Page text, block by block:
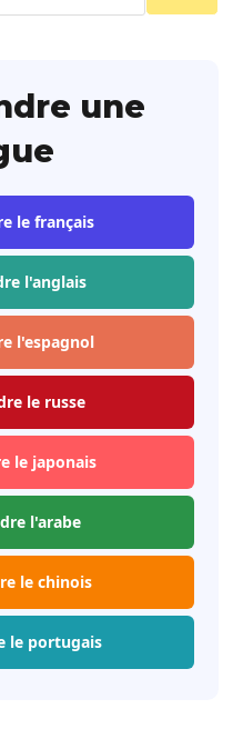
une
le français
l'anglais
l'espagnol
le russe
le japonais
l'arabe
le chinois
le portugais